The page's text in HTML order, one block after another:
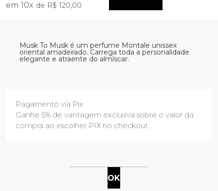
10x R$ 120,00
Musk To Musk é um perfume Montale unissex
oriental amadeirado. Carrega toda a personalidade
elegante e atraente do almíscar.
Pagamento via Pix
Ganhe 5% de vantagem exclusiva sobre o valor da
compra ao escolher PIX no checkout.